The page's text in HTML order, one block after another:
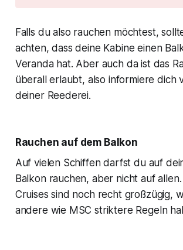
Falls du also rauchen möchtest,
achten, dass deine Kabine einen
Veranda hat. Aber auch da ist das
überall erlaubt, also informiere dich
deiner Reederei.
Rauchen auf dem Balkon
Auf vielen Schiffen darfst du auf
Balkon rauchen, aber nicht auf
Cruises sind noch recht großzügig,
andere wie MSC striktere Regeln